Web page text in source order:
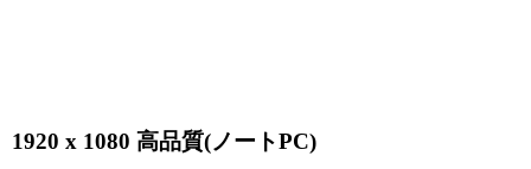
1920 x 1080 高品質(ノートPC)